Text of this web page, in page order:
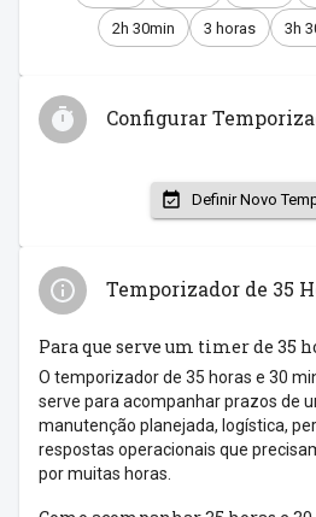
2h 30min 3 horas 3h
Configurar
Definir Novo
Temporizador de 35
Para que serve um timer de 35
O temporizador de 35 horas e 30
serve para acompanhar prazos de
manutenção planejada, logística,
respostas operacionais que
por muitas horas.